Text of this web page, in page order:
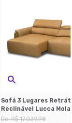
Sofá 3 Lugares
Reclinável Lucca
Couro Marrom Claro
De:R$ 17.039,98